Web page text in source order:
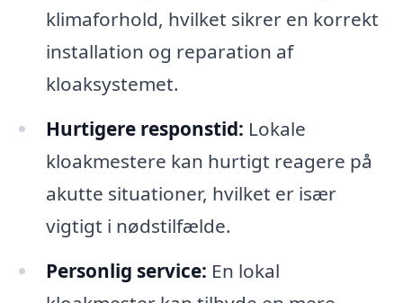
klimaforhold, hvilket sikrer en korrekt
installation og reparation af
kloaksystemet.
Hurtigere responstid: Lokale
kloakmestere kan hurtigt reagere på
akutte situationer, hvilket er især
vigtigt i nødstilfælde.
Personlig service: En lokal